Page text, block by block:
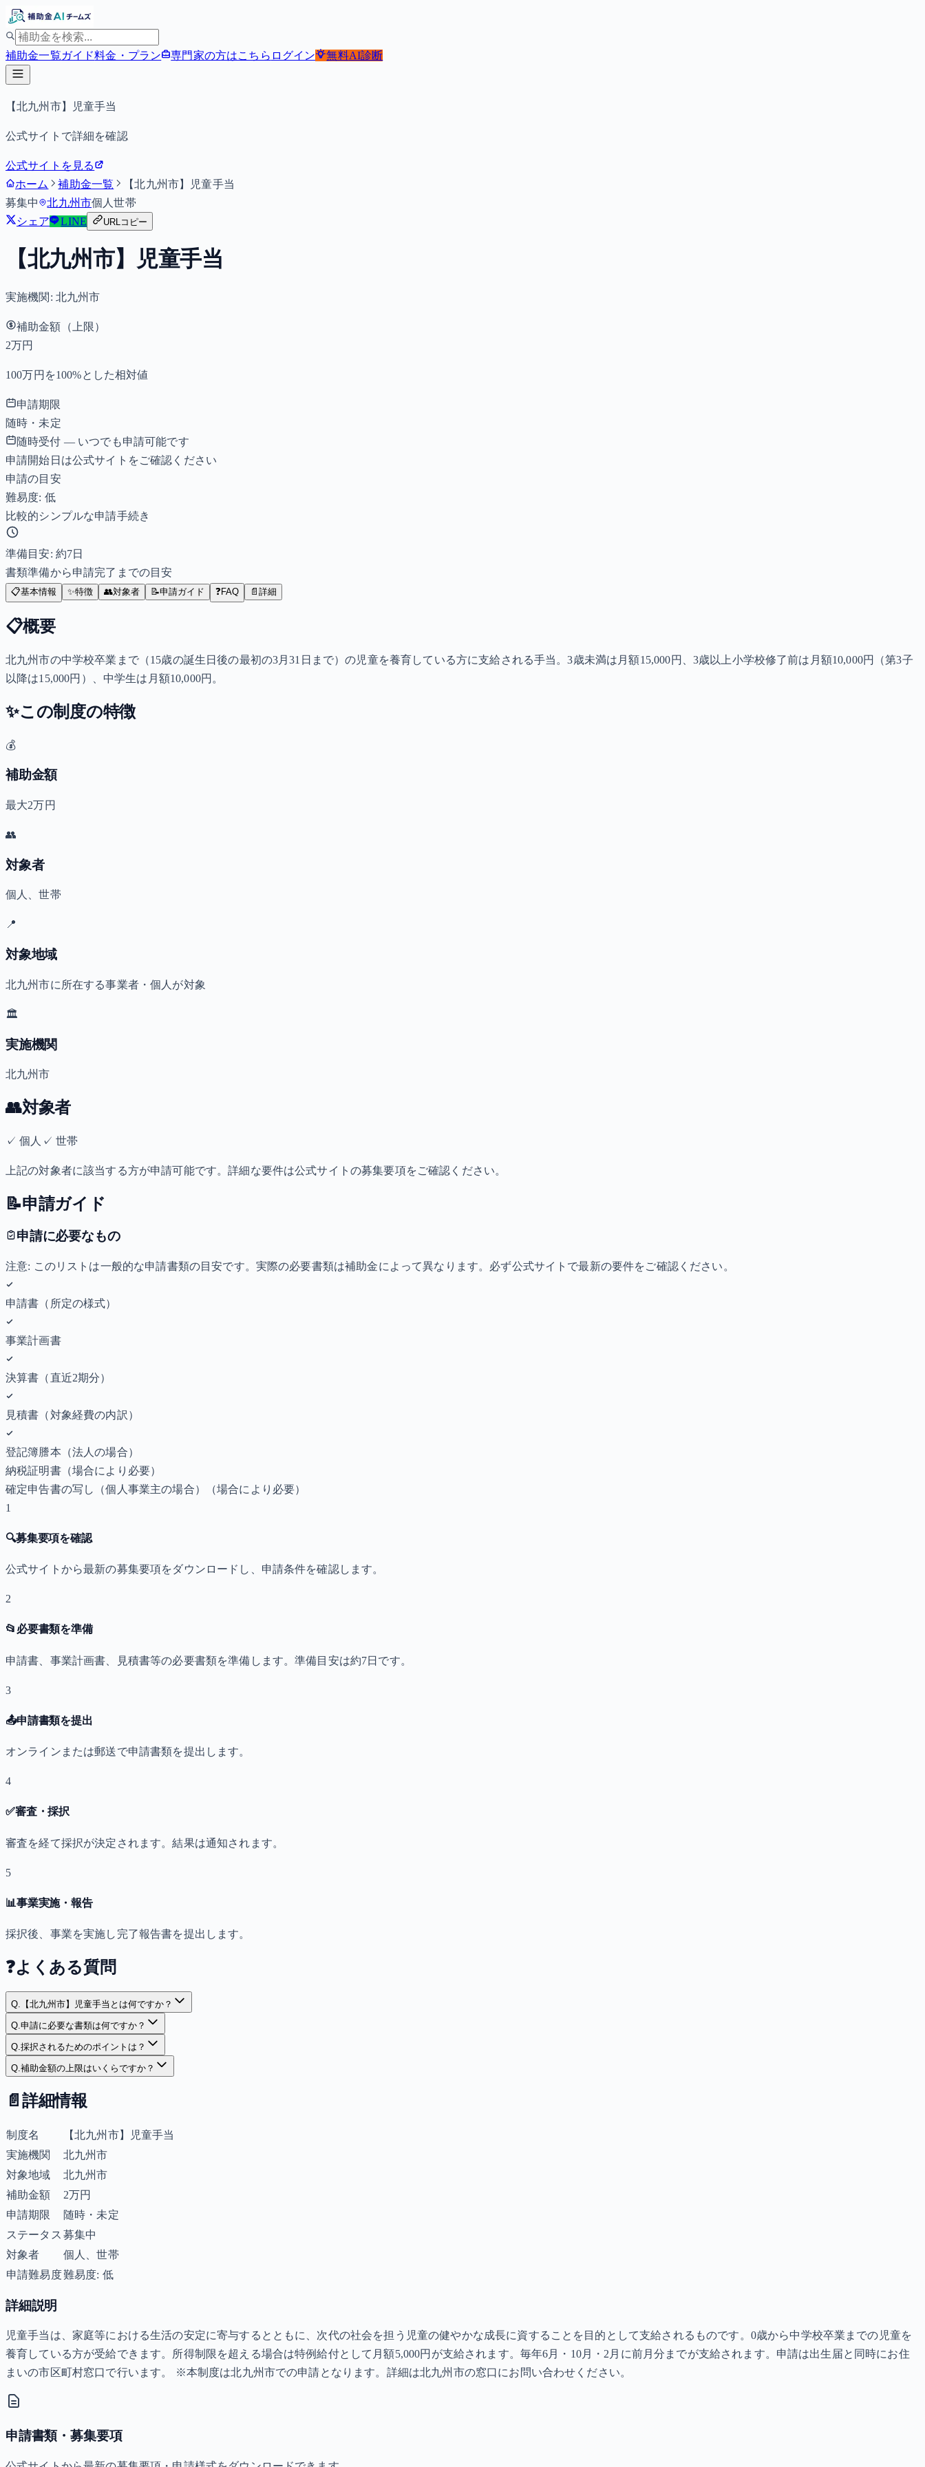
補助金一覧ガイド料金・プラン 専門家の方はこちら ログイン 無料AI診断
【北九州市】児童手当
公式サイトで詳細を確認
公式サイトを見る
ホーム
補助金一覧
【北九州市】児童手当
募集中
北九州市個人世帯
シェア
LINE URLコピー
【北九州市】児童手当
実施機関: 北九州市
補助金額（上限）
2万円
100万円を100%とした相対値
申請期限
随時・未定
随時受付 — いつでも申請可能です
申請開始日は公式サイトをご確認ください
申請の目安
難易度: 低
比較的シンプルな申請手続き
準備目安: 約7日
書類準備から申請完了までの目安
📋基本情報 ✨特徴 👥対象者 📝申請ガイド ❓FAQ 📄 詳細
📋概要
北九州市の中学校卒業まで（15歳の誕生日後の最初の3月31日まで）の児童を養育している方に支給される手当。3歳未満は月額15,000円、3歳以上小学校修了前は月額10,000円（第3子
以降は15,000円）、中学生は月額10,000円。
✨この制度の特徴
💰
補助金額
最大2万円
👥
対象者
個人、世帯
📍
対象地域
北九州市に所在する事業者・個人が対象
🏛️
実施機関
北九州市
👥対象者
✓個人 ✓ 世帯
上記の対象者に該当する方が申請可能です。詳細な要件は公式サイトの募集要項をご確認ください。
📝申請ガイド
申請に必要なもの
注意: このリストは一般的な申請書類の目安です。実際の必要書類は補助金によって異なります。必ず公式サイトで最新の要件をご確認ください。
申請書（所定の様式）
事業計画書
決算書（直近2期分）
見積書（対象経費の内訳）
登記簿謄本（法人の場合）
納税証明書（場合により必要）
確定申告書の写し（個人事業主の場合）
（場合により必要）
1
🔍募集要項を確認
公式サイトから最新の募集要項をダウンロードし、申請条件を確認します。
2
📂 必要書類を準備
申請書、事業計画書、見積書等の必要書類を準備します。準備目安は約7日です。
3
📤申請書類を提出
オンラインまたは郵送で申請書類を提出します。
4
✅審査・採択
審査を経て採択が決定されます。結果は通知されます。
5
📊事業実施・報告
採択後、事業を実施し完了報告書を提出します。
❓よくある質問
Q. 【北九州市】児童手当とは何ですか？
Q.申請に必要な書類は何ですか？
Q.採択されるためのポイントは？
Q.補助金額の上限はいくらですか？
📄 詳細情報
制度名
【北九州市】児童手当
実施機関
北九州市
対象地域
北九州市
補助金額
2万円
申請期限
随時・未定
ステータス 募集中
対象者
個人、世帯
申請難易度難易度: 低
詳細説明
児童手当は、家庭等における生活の安定に寄与するとともに、次代の社会を担う児童の健やかな成長に資することを目的として支給されるものです。0歳から中学校卒業までの児童を
養育している方が受給できます。所得制限を超える場合は特例給付として月額5,000円が支給されます。毎年6月・10月・2月に前月分までが支給されます。申請は出生届と同時にお住
まいの市区町村窓口で行います。 ※本制度は北九州市での申請となります。詳細は北九州市の窓口にお問い合わせください。
申請書類・募集要項